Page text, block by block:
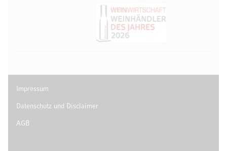
Impressum
Datenschutz und Disclaimer
AGB